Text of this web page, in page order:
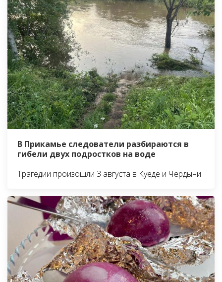
В Прикамье следователи разбираются в
гибели двух подростков на воде
Трагедии произошли 3 августа в Куеде и Чердыни